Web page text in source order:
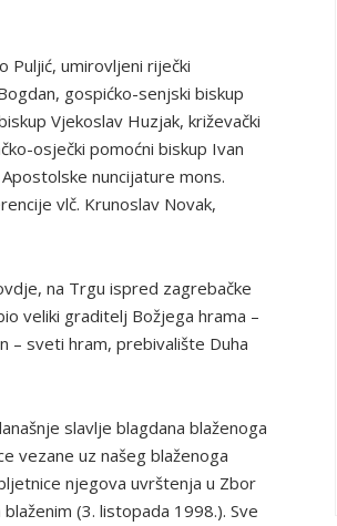
Puljić, umirovljeni riječki
gospićko-senjski biskup
Vjekoslav Huzjak, križevački
osječki pomoćni biskup Ivan
nuncijature mons.
vlč. Krunoslav Novak,
na Trgu ispred zagrebačke
veliki graditelj Božjega hrama –
– sveti hram, prebivalište Duha
slavlje blagdana blaženoga
vezane uz našeg blaženoga
njegova uvrštenja u Zbor
(3. listopada 1998.). Sve